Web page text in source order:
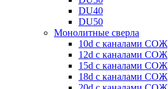
DU40
DU50
Монолитные сверла
10d с каналами СОЖ
12d с каналами СОЖ
15d с каналами СОЖ
18d с каналами СОЖ